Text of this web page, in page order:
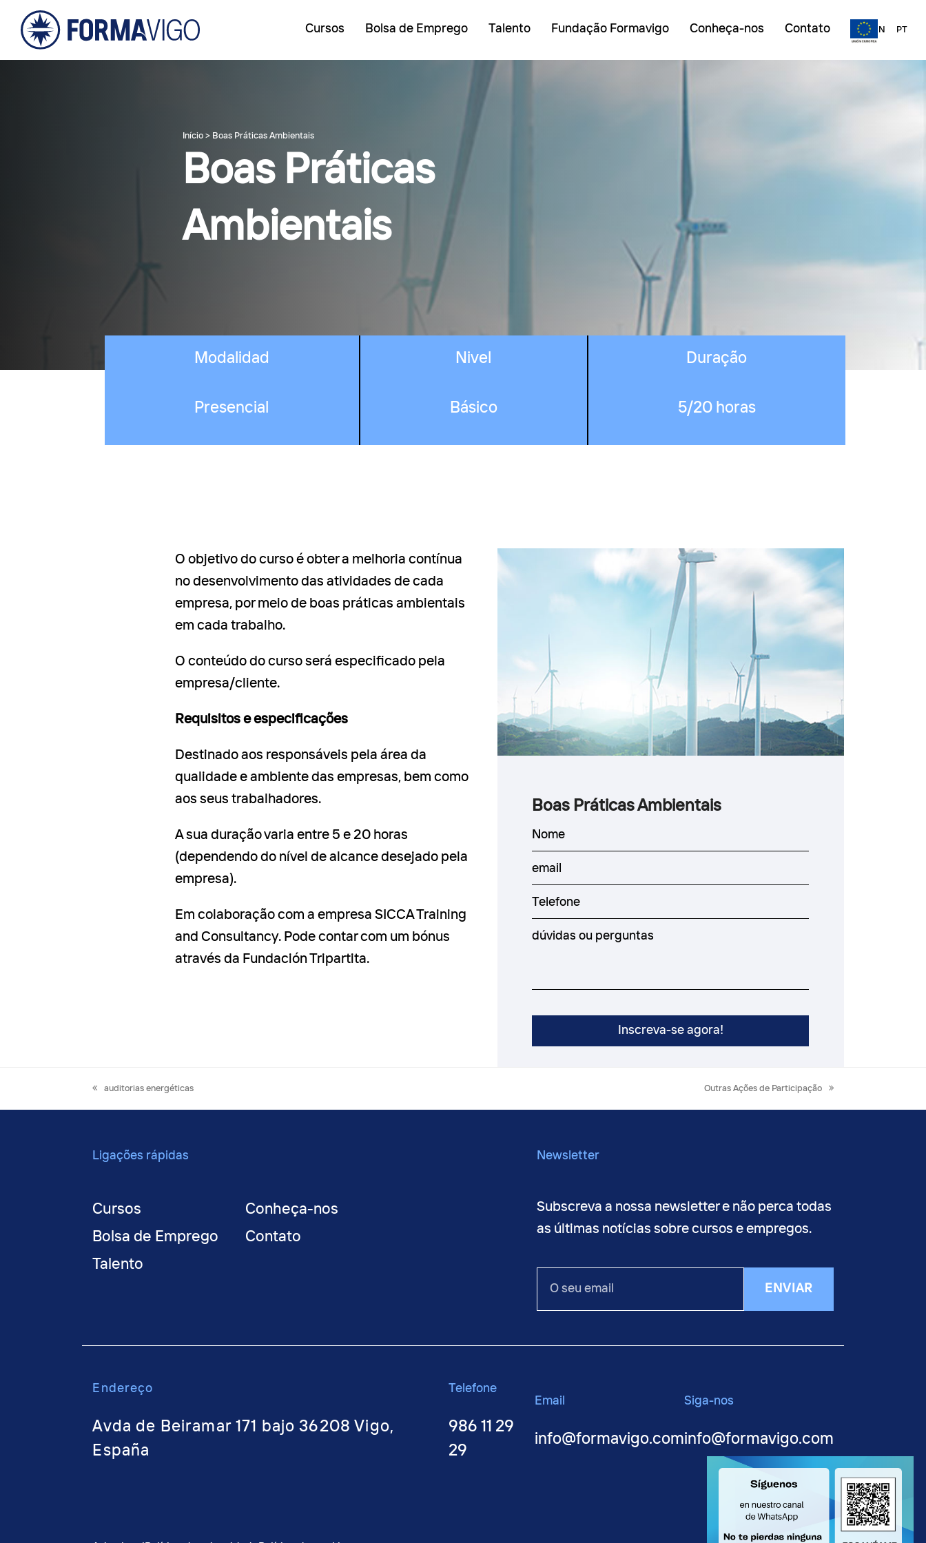
Cursos Bolsa de Emprego Talento Fundação Formavigo Conheça-nos Contato ES EN PT
Início > Boas Práticas Ambientais
Boas Práticas
Ambientais
Modalidad
Presencial
Nivel
Básico
Duração
5/20 horas
O objetivo do curso é obter a melhoria contínua
no desenvolvimento das atividades de cada
empresa, por meio de boas práticas ambientais
em cada trabalho.
O conteúdo do curso será especificado pela
empresa/cliente.
Requisitos e especificações
Destinado aos responsáveis ​​pela área da
qualidade e ambiente das empresas, bem como
aos seus trabalhadores.
A sua duração varia entre 5 e 20 horas
(dependendo do nível de alcance desejado pela
empresa).
Em colaboração com a empresa SICCA Training
and Consultancy. Pode contar com um bónus
através da Fundación Tripartita.
Boas Práticas Ambientais
previous
auditorias energéticas
next
Outras Ações de Participação
Ligações rápidas
Cursos
Bolsa de Emprego
Talento
Conheça-nos
Contato
Newsletter
Subscreva a nossa newsletter e não perca todas
as últimas notícias sobre cursos e empregos.
seu
ENVIAR
Endereço
Avda de Beiramar 171 bajo 36208 Vigo,
España
Telefone
986 11 29
29
Email
info@formavigo.com
Siga-nos
info@formavigo.com